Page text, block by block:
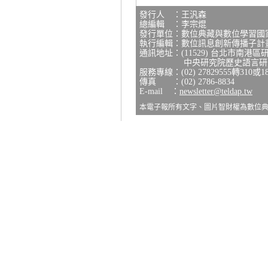
發行人 ：王汎森
總編輯 ：李宗焜
發行單位：數位典藏與數位學習
執行編輯：數位訊息創新傳播子計
通訊地址：(11529) 台北市南港區
中央研究院歷史語言研究
服務專線：(02) 27829555轉310或
傳真 ：(02) 2786-8834
E-mail ： newsletter@teldap.tw
本電子報所有文字、圖片智財權為數位